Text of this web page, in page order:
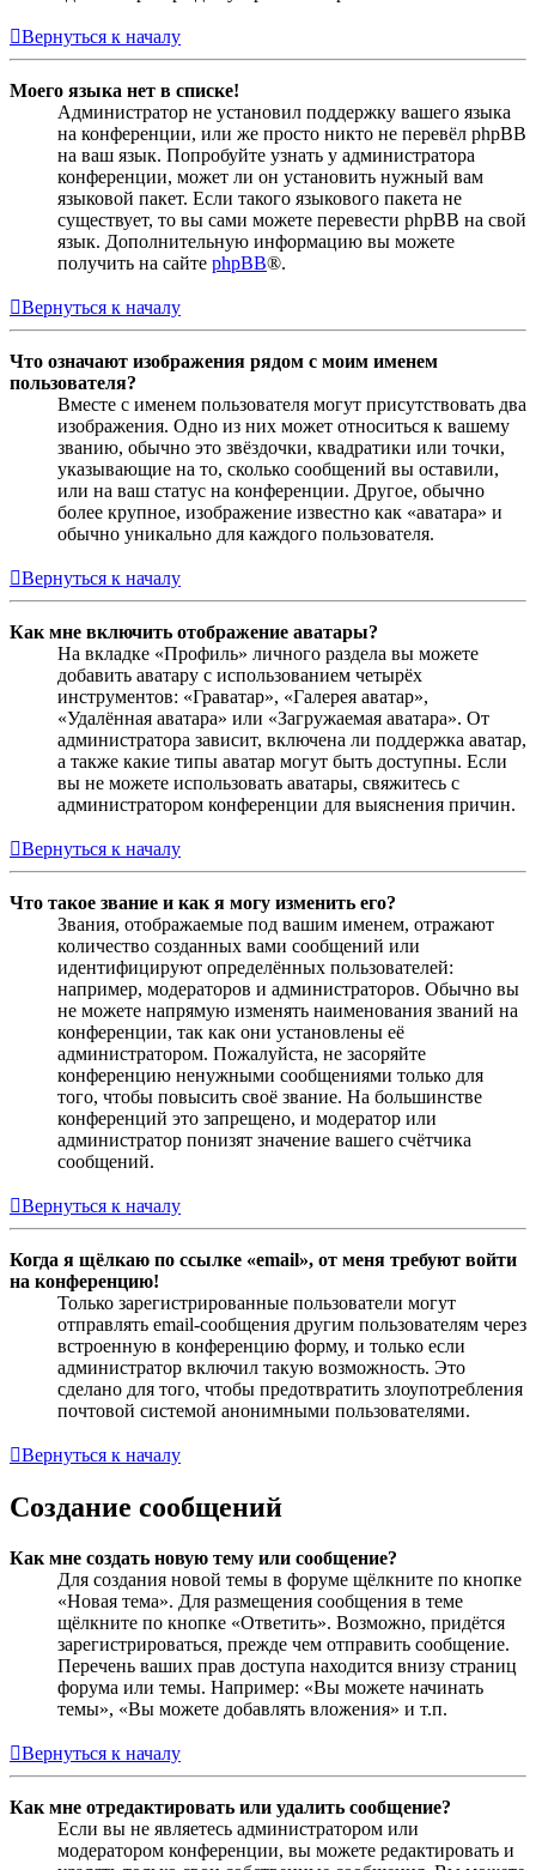
Вернуться к началу
Моего языка нет в списке!
Администратор не установил поддержку вашего языка
на конференции, или же просто никто не перевёл phpBB
на ваш язык. Попробуйте узнать у администратора
конференции, может ли он установить нужный вам
языковой пакет. Если такого языкового пакета не
существует, то вы сами можете перевести phpBB на свой
язык. Дополнительную информацию вы можете
получить на сайте phpBB®.
Вернуться к началу
Что означают изображения рядом с моим именем
пользователя?
Вместе с именем пользователя могут присутствовать два
изображения. Одно из них может относиться к вашему
званию, обычно это звёздочки, квадратики или точки,
указывающие на то, сколько сообщений вы оставили,
или на ваш статус на конференции. Другое, обычно
более крупное, изображение известно как «аватара» и
обычно уникально для каждого пользователя.
Вернуться к началу
Как мне включить отображение аватары?
На вкладке «Профиль» личного раздела вы можете
добавить аватару с использованием четырёх
инструментов: «Граватар», «Галерея аватар»,
«Удалённая аватара» или «Загружаемая аватара». От
администратора зависит, включена ли поддержка аватар,
а также какие типы аватар могут быть доступны. Если
вы не можете использовать аватары, свяжитесь с
администратором конференции для выяснения причин.
Вернуться к началу
Что такое звание и как я могу изменить его?
Звания, отображаемые под вашим именем, отражают
количество созданных вами сообщений или
идентифицируют определённых пользователей:
например, модераторов и администраторов. Обычно вы
не можете напрямую изменять наименования званий на
конференции, так как они установлены её
администратором. Пожалуйста, не засоряйте
конференцию ненужными сообщениями только для
того, чтобы повысить своё звание. На большинстве
конференций это запрещено, и модератор или
администратор понизят значение вашего счётчика
сообщений.
Вернуться к началу
Когда я щёлкаю по ссылке «email», от меня требуют войти
на конференцию!
Только зарегистрированные пользователи могут
отправлять email-сообщения другим пользователям через
встроенную в конференцию форму, и только если
администратор включил такую возможность. Это
сделано для того, чтобы предотвратить злоупотребления
почтовой системой анонимными пользователями.
Вернуться к началу
Создание сообщений
Как мне создать новую тему или сообщение?
Для создания новой темы в форуме щёлкните по кнопке
«Новая тема». Для размещения сообщения в теме
щёлкните по кнопке «Ответить». Возможно, придётся
зарегистрироваться, прежде чем отправить сообщение.
Перечень ваших прав доступа находится внизу страниц
форума или темы. Например: «Вы можете начинать
темы», «Вы можете добавлять вложения» и т.п.
Вернуться к началу
Как мне отредактировать или удалить сообщение?
Если вы не являетесь администратором или
модератором конференции, вы можете редактировать и